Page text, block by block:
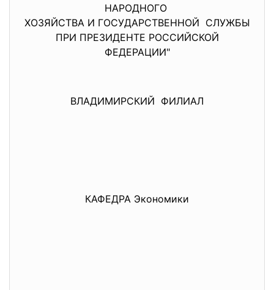
НАРОДНОГО
ХОЗЯЙСТВА И ГОСУДАРСТВЕННОЙ СЛУЖБЫ
ПРИ ПРЕЗИДЕНТЕ РОССИЙСКОЙ
ФЕДЕРАЦИИ"
ВЛАДИМИРСКИЙ ФИЛИАЛ
КАФЕДРА Экономики